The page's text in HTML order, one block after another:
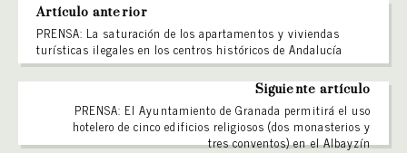
Artículo anterior
PRENSA: La saturación de los apartamentos y viviendas
turísticas ilegales en los centros históricos de Andalucía
Siguiente artículo
PRENSA: El Ayuntamiento de Granada permitirá el uso
hotelero de cinco edificios religiosos (dos monasterios y
tres conventos) en el Albayzín